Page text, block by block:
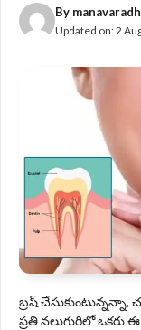
By
Updated on:2
బ్రష్‌
ప్రతి నలుగురిలో